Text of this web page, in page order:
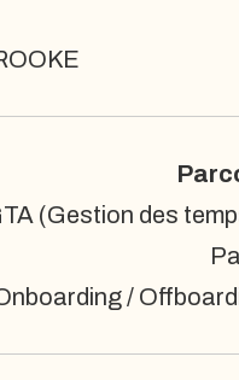
(Gestion des
/